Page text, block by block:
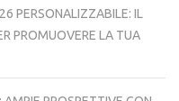
PERSONALIZZABILE: IL
PROMUOVERE LA TUA